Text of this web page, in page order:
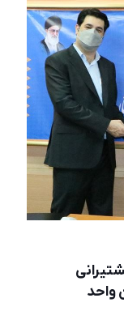
واحد